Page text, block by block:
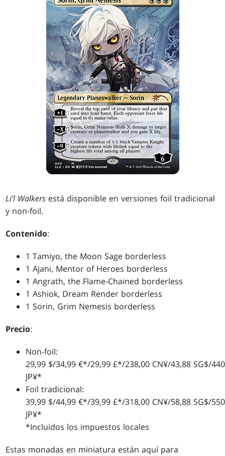
Li'l Walkers está disponible en versiones foil tradicional
y non-foil.
Contenido:
1 Tamiyo, the Moon Sage borderless
1 Ajani, Mentor of Heroes borderless
1 Angrath, the Flame-Chained borderless
1 Ashiok, Dream Render borderless
1 Sorin, Grim Nemesis borderless
Precio:
Non-foil:
29,99 $/34,99 €*/29,99 £*/238,00 CN¥/43,88 SG$/
JP¥*
Foil tradicional:
39,99 $/44,99 €*/39,99 £*/318,00 CN¥/58,88 SG$/
JP¥*
*Incluidos los impuestos locales
Estas monadas en miniatura están aquí para